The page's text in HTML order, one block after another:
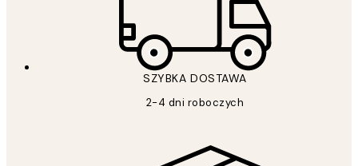
SZYBKA DOSTAWA
2-4 dni roboczych